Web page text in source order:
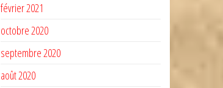
février 2021
octobre 2020
septembre 2020
août 2020